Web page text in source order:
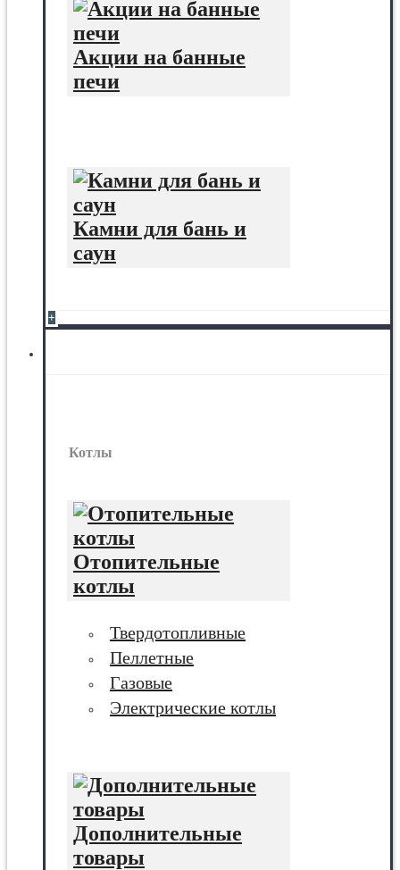
Акции на банные
печи
Камни для бань и
саун
+
Котлы
Отопительные
котлы
Твердотопливные
Пеллетные
Газовые
Электрические котлы
Дополнительные
товары